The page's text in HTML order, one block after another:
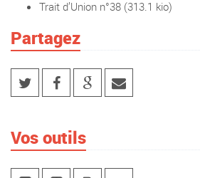
Trait d’Union n°38 (313.1 kio)
Partagez
Vos outils